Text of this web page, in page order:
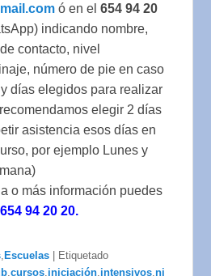
ó en el654 94 20
indicando nombre,
contacto, nivel
número de pie en caso
días elegidos para realizar
elegir 2 días
asistencia esos días en
por ejemplo Lunes y
o más información puedes
654 94 20 20.
Escuelas
Etiquetado
,cursos iniciación intensivos ,ni